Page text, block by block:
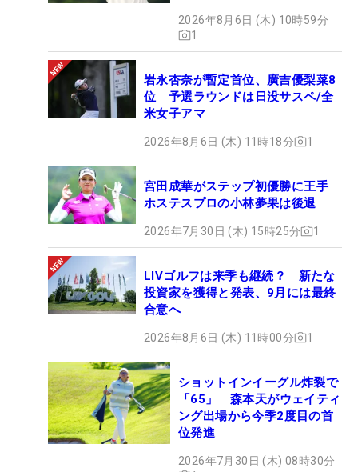
2026年8月6日 (木) 10時59分
1
岩永杏奈が暫定首位、廣吉優梨菜8
位 予選ラウンドは日没サスペ/全
米女子アマ
2026年8月6日 (木) 11時18分 1
宮田成華がステップ初優勝に王手
ホステスプロの小林夢果は後退
2026年7月30日 (木) 15時25分 1
LIVゴルフは来季も継続？ 新たな
投資家を獲得と発表、9月には最終
合意へ
2026年8月6日 (木) 11時00分 1
ショットインイーグル炸裂で
「65」 森本天がウェイティ
ング出場から今季2度目の首
位発進
2026年7月30日 (木) 08時30分